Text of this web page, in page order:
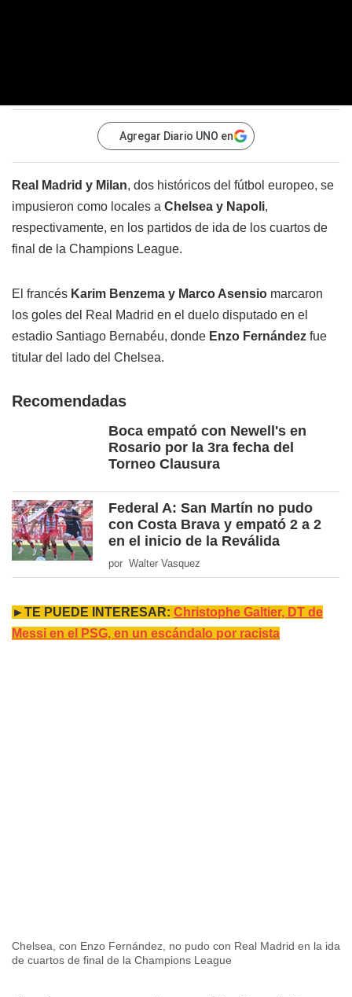
Agregar Diario UNO en
Real Madrid y Milan, dos históricos del fútbol europeo, se
impusieron como locales a Chelsea y Napoli,
respectivamente, en los partidos de ida de los cuartos de
final de la Champions League.
El francés Karim Benzema y Marco Asensio marcaron
los goles del Real Madrid en el duelo disputado en el
estadio Santiago Bernabéu, donde Enzo Fernández fue
titular del lado del Chelsea.
Recomendadas
Boca empató con Newell's en
Rosario por la 3ra fecha del
Torneo Clausura
Federal A: San Martín no pudo
con Costa Brava y empató 2 a 2
en el inicio de la Reválida
por Walter Vasquez
►TE PUEDE INTERESAR: Christophe Galtier, DT de
Messi en el PSG, en un escándalo por racista
Chelsea, con Enzo Fernández, no pudo con Real Madrid en la ida
de cuartos de final de la Champions League